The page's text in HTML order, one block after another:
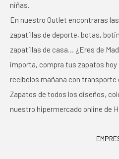
niñas.
En nuestro Outlet encontraras
zapatillas de deporte, botas,
zapatillas de casa… ¿Eres de
importa, compra tus zapatos hoy
recíbelos mañana con transporte
Zapatos de todos los diseños,
nuestro hipermercado online de